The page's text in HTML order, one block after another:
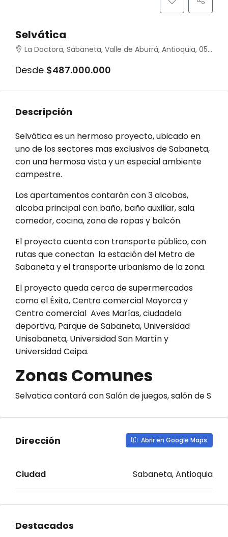
Selvática
La Doctora, Sabaneta, Valle de Aburrá, Antioquia, 055450, Colombia
Desde $487.000.000
Descripción
Selvática es un hermoso proyecto, ubicado en
uno de los sectores mas exclusivos de Sabaneta,
con una hermosa vista y un especial ambiente
campestre.
Los apartamentos contarán con 3 alcobas,
alcoba principal con baño, baño auxiliar, sala
comedor, cocina, zona de ropas y balcón.
El proyecto cuenta con transporte público, con
rutas que conectan la estación del Metro de
Sabaneta y el transporte urbanismo de la zona.
El proyecto queda cerca de supermercados
como el Éxito, Centro comercial Mayorca y
Centro comercial Aves Marías, ciudadela
deportiva, Parque de Sabaneta, Universidad
Unisabaneta, Universidad San Martín y
Universidad Ceipa.
Zonas Comunes
Selvatica contará con Salón de juegos, salón de S
Dirección Abrir en Google Maps
Ciudad Sabaneta, Antioquia
Destacados